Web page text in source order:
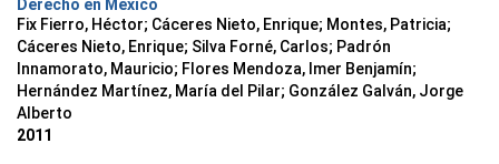
Derecho en México
Fix Fierro, Héctor; Cáceres Nieto, Enrique; Montes, Patricia;
Cáceres Nieto, Enrique; Silva Forné, Carlos; Padrón
Innamorato, Mauricio; Flores Mendoza, Imer Benjamín;
Hernández Martínez, María del Pilar; González Galván, Jorge
Alberto
2011